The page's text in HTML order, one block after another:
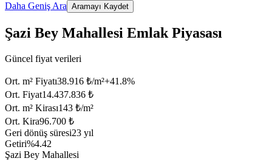
Daha Geniş Ara Aramayı Kaydet
Şazi Bey Mahallesi Emlak Piyasası
Güncel fiyat verileri
Ort. m² Fiyatı38.916 ₺/m²+41.8%
Ort. Fiyat14.437.836 ₺
Ort. m² Kirası143 ₺/m²
Ort. Kira96.700 ₺
Geri dönüş süresi23 yıl
Getiri%4.42
Şazi Bey Mahallesi